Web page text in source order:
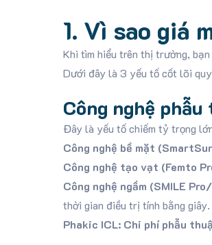
1. Vì sao giá
Khi tìm hiểu trên thị trường,
Dưới đây là 3 yếu tố cốt lõi
Công nghệ
Đây là yếu tố chiếm tỷ trọng
Công nghệ bề mặt
Công nghệ tạo vạt (Femto
Công nghệ ngầm (SMILE
thời gian điều trị tính bằng giây.
Phakic ICL: Chi phí phẫu